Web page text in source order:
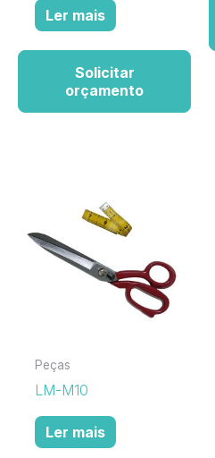
Ler mais
Solicitar
orçamento
Peças
LM-M10
Ler mais